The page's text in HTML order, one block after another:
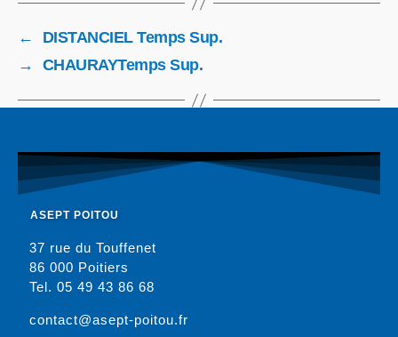
←
DISTANCIEL Temps Sup.
→
CHAURAYTemps Sup.
ASEPT POITOU
37 rue du Touffenet
86 000 Poitiers
Tel. 05 49 43 86 68
contact@asept-poitou.fr